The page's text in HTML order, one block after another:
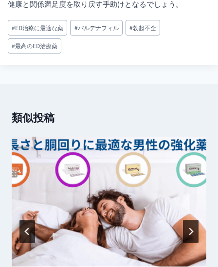
健康と関係満足度を取り戻す手助けとなるでしょう。
投
稿
タ
#ED治療に最適な薬 #バルデナフィル #勃起不全
#最高のED治療薬
類似投稿